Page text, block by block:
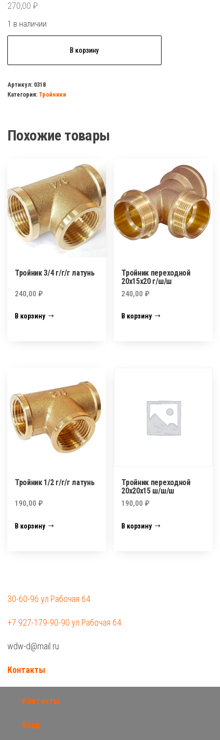
270,00 ₽
1 в наличии
1/2
ш/
латунь
В корзину
Артикул: 0318
Категория: Тройники
Похожие товары
Тройник 3/4 г/г/г латунь
240,00 ₽
В корзину
Тройник переходной
20х15х20 г/ш/ш
240,00₽
В корзину
Тройник 1/2 г/г/г латунь
190,00 ₽
В корзину
Тройник переходной
20х20х15 ш/ш/ш
190,00₽
В корзину
30-60-96 ул.Рабочая 64
+7 927-179-90-90 ул.Рабочая 64
wdw-d@mail.ru
Контакты
Контакты
Вход